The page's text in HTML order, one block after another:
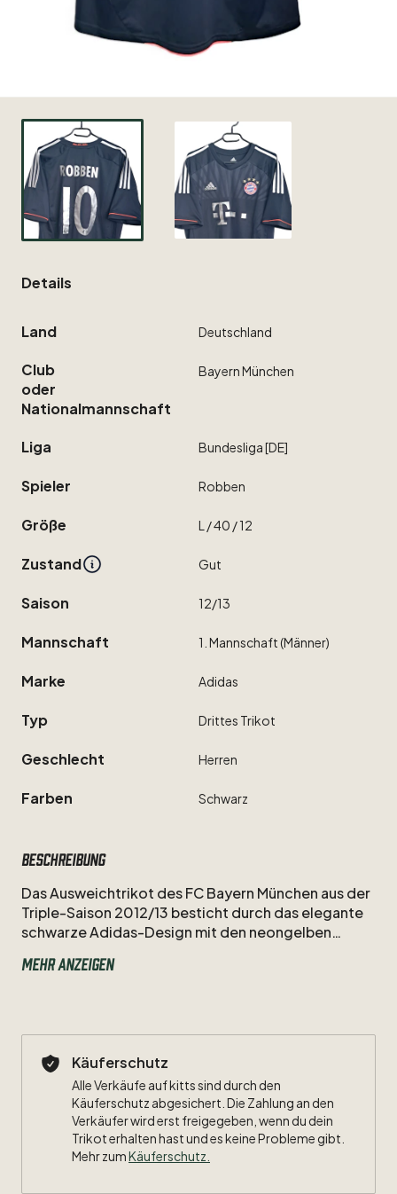
Details
Land Deutschland
Club
oder
Nationalmannschaft
BayernMünchen
Liga Bundesliga[DE]
Spieler Robben
Größe L ​/​40 ​/​12
Zustand Gut
Saison 12​/​13
Mannschaft 1. Mannschaft(Männer)
Marke Adidas
Typ Drittes Trikot
Geschlecht Herren
Farben Schwarz
Beschreibung
DasAusweichtrikot desFCBayern München ausder
Triple-Saison 2012​/​13 besticht durch daselegante
schwarzeAdidas-Design mit den neongelben
Robben.Indieser
seinenStatusalsLegende.Einhochemotionales
ErfolgswillenderMünchner
perfektwiderspiegelt.
L
Mehr anzeigen
Käuferschutz
Alle Verkäufe auf kitts sind durch den
Käuferschutz abgesichert. Die Zahlung an den
Verkäufer wird erst freigegeben, wenn du dein
Trikot erhalten hast und es keine Probleme gibt.
Mehr zumKäuferschutz